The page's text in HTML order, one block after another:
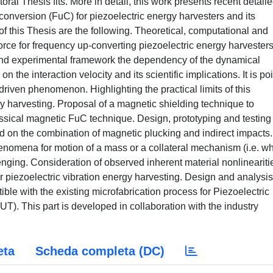
(FuC) for piezoelectric energy harvesters and its
this Thesis are the following. Theoretical, computational and
for frequency up-converting piezoelectric energy
experimental framework the dependency of the dynamical
the interaction velocity and its scientific implications. It is
phenomenon. Highlighting the practical limits of this
harvesting. Proposal of a magnetic shielding technique to
magnetic FuC technique. Design, prototyping and testing
on the combination of magnetic plucking and indirect impacts.
for motion of a mass or a collateral mechanism (i.e.
Consideration of observed inherent material
vibration energy harvesting. Design and
with the existing microfabrication process for Piezoelectric
This part is developed in collaboration with the industry
Scheda completa (DC)